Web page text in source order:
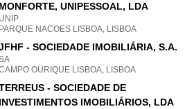
MONFORTE, UNIPESSOAL, LDA
UNIP
PARQUE NACOES LISBOA, LISBOA
- SOCIEDADE IMOBILIÁRIA, S.A.
OURIQUE LISBOA, LISBOA
- SOCIEDADE DE
INVESTIMENTOS IMOBILIÁRIOS, LDA